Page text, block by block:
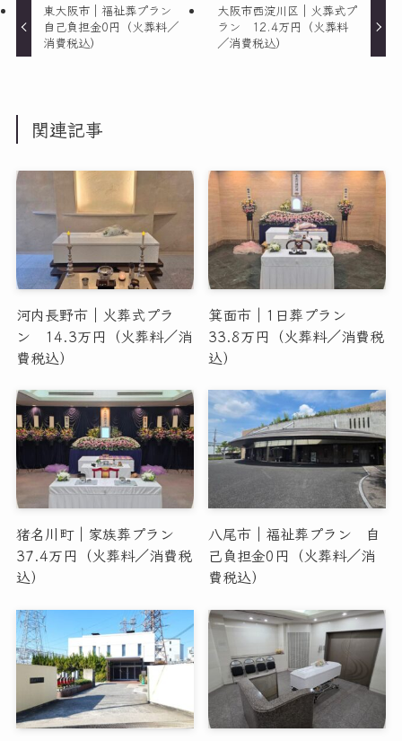
東大阪市｜福祉葬プラン
自己負担金0円（火葬料／
消費税込）
大阪市西淀川区｜火葬式プ
ラン 12.4万円（火葬料
／消費税込）
関連記事
河内長野市｜火葬式プラ
ン 14.3万円（火葬料／消
費税込）
箕面市｜1日葬プラン
33.8万円（火葬料／消費税
込）
猪名川町｜家族葬プラン
37.4万円（火葬料／消費税
込）
八尾市｜福祉葬プラン 自
己負担金0円（火葬料／消
費税込）